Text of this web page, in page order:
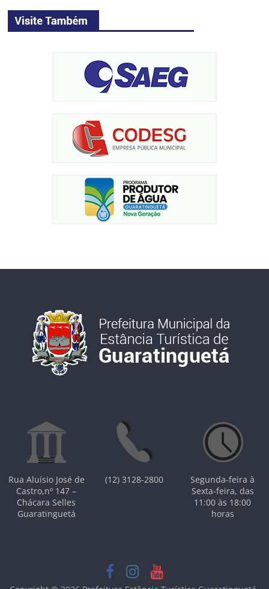
Rua Aluísio José de
Castro,nº 147 –
Chácara Selles
Guaratinguetá
(12) 3128-2800
Segunda-feira à
Sexta-feira, das
11:00 às 18:00
horas